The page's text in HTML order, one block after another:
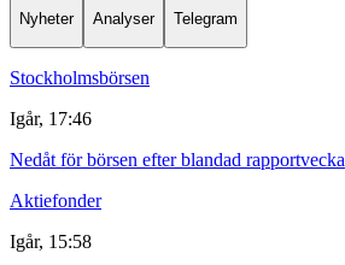
Nyheter Analyser Telegram
Stockholmsbörsen
Igår, 17:46
Nedåt för börsen efter blandad rapportvecka
Aktiefonder
Igår, 15:58